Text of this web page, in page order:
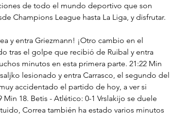
de todo el mundo deportivo que son
Champions League hasta La Liga, y disfrutar.
y entra Griezmann! ¡Otro cambio en el
tras el golpe que recibió de Ruibal y entra
minutos en esta primera parte. 21:22 Min
lesionado y entra Carrasco, el segundo del
accidentado el partido de hoy, a ver si
18. Betis - Atlético: 0-1 Vrslakijo se duele
Correa también ha estado varios minutos